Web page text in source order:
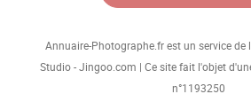
Annuaire-Photographe.fr est un service de
Studio - Jingoo.com | Ce site fait l'objet
n°1193250